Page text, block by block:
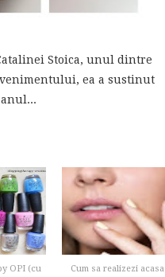
Stoica, unul dintre
ea a sustinut
OPI (cu
Cum sa realizezi acasa